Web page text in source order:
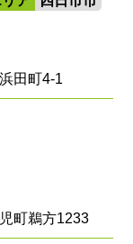
田町4-1
町鵜方1233